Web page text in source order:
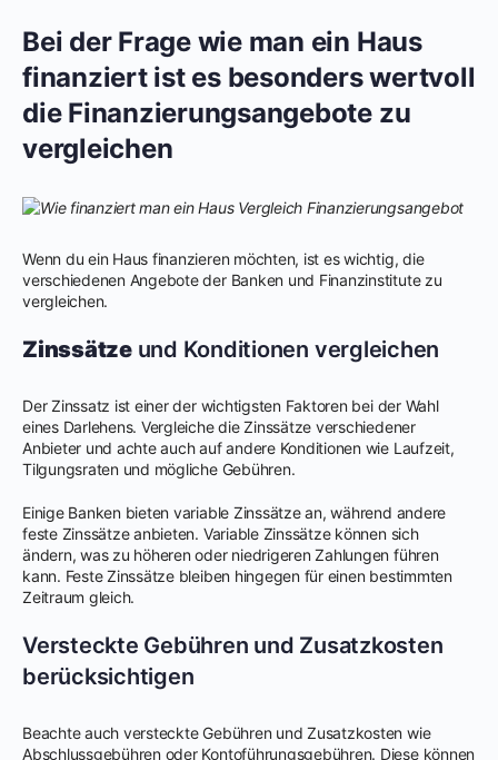
Bei der Frage wie man ein Haus
finanziert ist es besonders wertvoll
die Finanzierungsangebote zu
vergleichen
Wenn du ein Haus finanzieren möchten, ist es wichtig, die
verschiedenen Angebote der Banken und Finanzinstitute zu
vergleichen.
Zinssätzeund Konditionen vergleichen
Der Zinssatz ist einer der wichtigsten Faktoren bei der Wahl
eines Darlehens. Vergleiche die Zinssätze verschiedener
Anbieter und achte auch auf andere Konditionen wie Laufzeit,
Tilgungsraten und mögliche Gebühren.
Einige Banken bieten variable Zinssätze an, während andere
feste Zinssätze anbieten. Variable Zinssätze können sich
ändern, was zu höheren oder niedrigeren Zahlungen führen
kann. Feste Zinssätze bleiben hingegen für einen bestimmten
Zeitraum gleich.
Versteckte Gebühren und Zusatzkosten
berücksichtigen
Beachte auch versteckte Gebühren und Zusatzkosten wie
Abschlussgebühren oder Kontoführungsgebühren. Diese können